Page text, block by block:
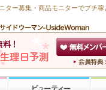
ター募集・商品モニターでプチ稼